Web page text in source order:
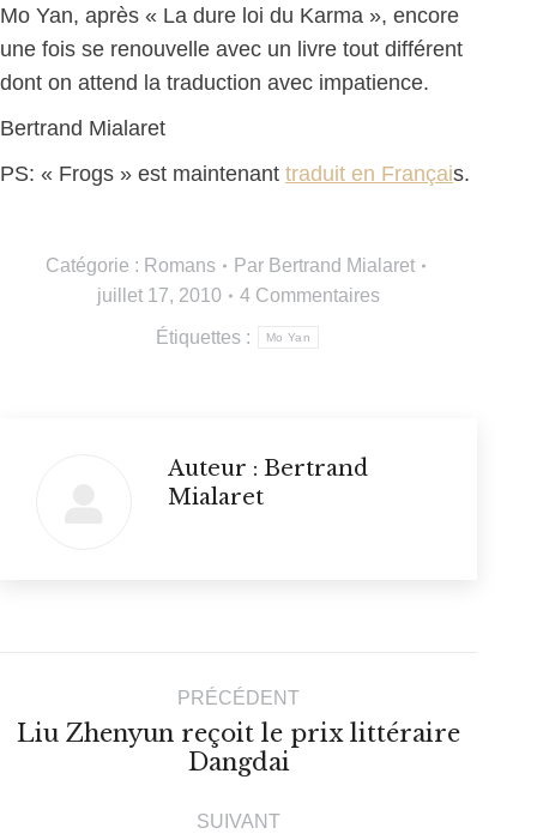
Mo Yan, après « La dure loi du Karma », encore
une fois se renouvelle avec un livre tout différent
dont on attend la traduction avec impatience.
Bertrand Mialaret
PS: « Frogs » est maintenant traduit en Français.
Catégorie : Romans Par Bertrand Mialaret
juillet 17, 2010
4 Commentaires
Étiquettes : Mo Yan
Auteur : Bertrand
Mialaret
Navigation
article
PRÉCÉDENT
Article
précédent
:
Liu Zhenyun reçoit le prix littéraire
Dangdai
SUIVANT